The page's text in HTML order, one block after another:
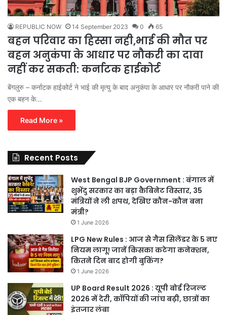
REPUBLIC NOW 14 September 2023 0 65
बहन परिवार का हिस्सा नही,भाई की मौत पर
बहन अनुकंपा के आधार पर नौकरी का दावा
नहीं कर सकती: कर्नाटक हाईकोर्ट
बेंगलुरु – कर्नाटक हाईकोर्ट ने भाई की मृत्यु के बाद अनुकंपा के आधार पर नौकरी पाने की
एक बहन के…
Read More »
Recent Posts
West Bengal BJP Government : बंगाल में
शुभेंदु सरकार का बड़ा कैबिनेट विस्तार, 35
मंत्रियों ने ली शपथ, देखिए कौन-कौन बना
मंत्री?
1 June 2026
LPG New Rules : आज से गैस सिलेंडर के 5 नए
नियम लागू! जानें किसका कटेगा कनेक्शन,
कितने दिन बाद होगी बुकिंग?
1 June 2026
UP Board Result 2026 : यूपी बोर्ड रिजल्ट
2026 में देरी, कॉपियों की जांच बढ़ी, छात्रों का
इंतजार लंबा